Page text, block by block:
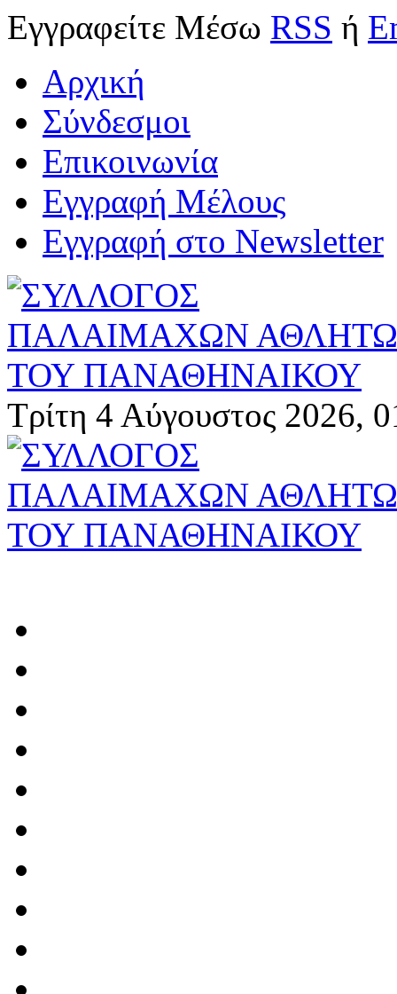
Εγγραφείτε Μέσω RSS ή
Αρχική
Σύνδεσμοι
Επικοινωνία
Εγγραφή Μέλους
Εγγραφή στο Newsletter
Τρίτη 4 Αύγουστος 2026,